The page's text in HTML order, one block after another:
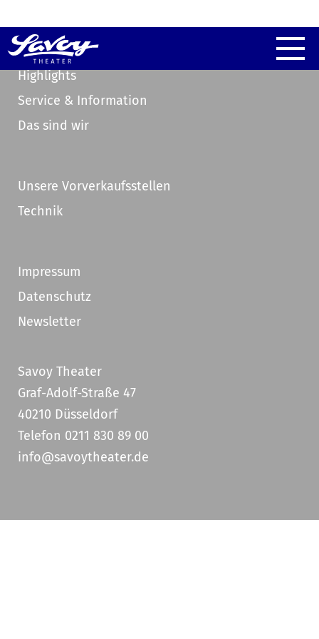
Highlights
Service & Information
Das sind wir
Unsere Vorverkaufsstellen
Technik
Impressum
Datenschutz
Newsletter
Savoy Theater
Graf-Adolf-Straße 47
40210 Düsseldorf
Telefon 0211 830 89 00
info@savoytheater.de